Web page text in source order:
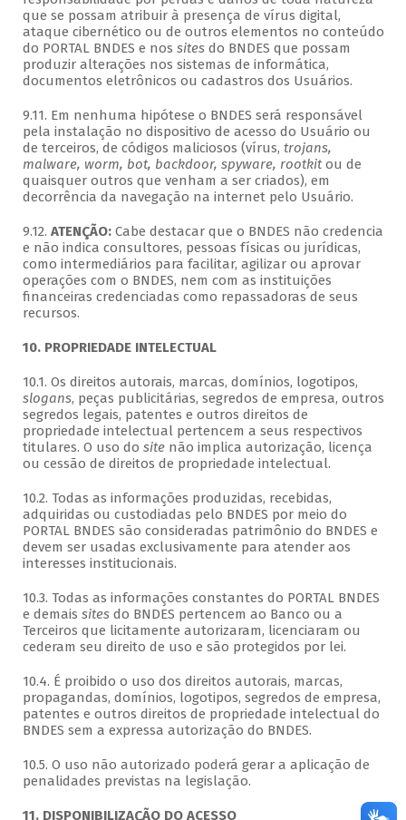
que se possam atribuir à presença de vírus digital,
ataque cibernético ou de outros elementos no conteúdo
do PORTAL BNDES e nos sitesdo BNDES que possam
produzir alterações nos sistemas de informática,
documentos eletrônicos ou cadastros dos Usuários.
9.11. Em nenhuma hipótese o BNDES será responsável
pela instalação no dispositivo de acesso do Usuário ou
de terceiros, de códigos maliciosos (vírus, trojans,
malware, worm, bot, backdoor, spyware, rootkit ou de
quaisquer outros que venham a ser criados), em
decorrência da navegação na internet pelo Usuário.
9.12. ATENÇÃO: Cabe destacar que o BNDES não credencia
e não indica consultores, pessoas físicas ou jurídicas,
como intermediários para facilitar, agilizar ou aprovar
operações com o BNDES, nem com as instituições
financeiras credenciadas como repassadoras de seus
recursos.
10. PROPRIEDADE INTELECTUAL
10.1. Os direitos autorais, marcas, domínios, logotipos,
slogans, peças publicitárias, segredos de empresa, outros
segredos legais, patentes e outros direitos de
propriedade intelectual pertencem a seus respectivos
titulares. O uso do sitenão implica autorização, licença
ou cessão de direitos de propriedade intelectual.
10.2. Todas as informações produzidas, recebidas,
adquiridas ou custodiadas pelo BNDES por meio do
PORTAL BNDES são consideradas patrimônio do BNDES e
devem ser usadas exclusivamente para atender aos
interesses institucionais.
10.3. Todas as informações constantes do PORTAL BNDES
e demais sitesdo BNDES pertencem ao Banco ou a
Terceiros que licitamente autorizaram, licenciaram ou
cederam seu direito de uso e são protegidos por lei.
10.4. É proibido o uso dos direitos autorais, marcas,
propagandas, domínios, logotipos, segredos de empresa,
patentes e outros direitos de propriedade intelectual do
BNDES sem a expressa autorização do BNDES.
10.5. O uso não autorizado poderá gerar a aplicação de
penalidades previstas na legislação.
11. DISPONIBILIZAÇÃO DO ACESSO